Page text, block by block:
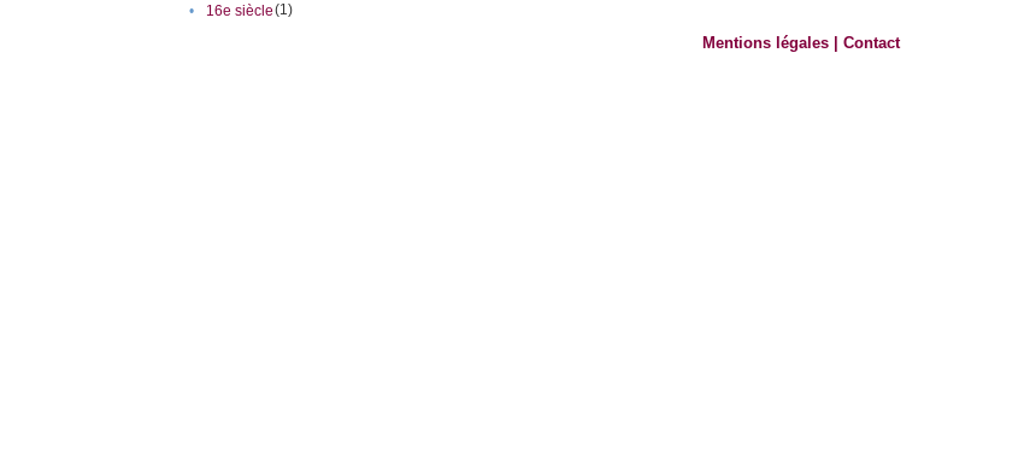
•
16e siècle(1)
Mentions légales |Contact